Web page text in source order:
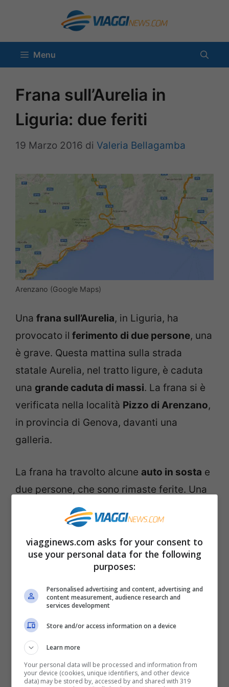
contenuto
Menu
Frana sull’Aurelia in
Liguria: due feriti
19 Marzo 2016 di Valeria Bellagamba
Arenzano (Google Maps)
Una frana sull’Aurelia, in Liguria, ha
provocato il ferimento di due persone, una
è grave. Questa mattina sulla strada
statale Aurelia, nel tratto ligure, è caduta
una grande caduta di massi. La frana si è
verificata nella località Pizzo di Arenzano,
in provincia di Genova, davanti una
galleria.
La frana ha travolto alcune auto in sosta e
due persone, che sono rimaste ferite. Una
è grave. Sul posto sono subito arrivati i
soccorsi, ambulanze, vigili del fuoco e
carabinieri. I detriti sono caduti fino al
lungomare sottostante la via Aurelia.
Proprio oggi era previsto sull’Aurelia era
previsto oggi il passaggio della
ciclistica Milano-Sanremo, che è stata
deviata per un tratto sull’autostrada.
Di Valeria Bellagamba
viagginews.com asks for your consent to
use your personal data for the following
purposes:
Personalised advertising and content, advertising and
content measurement, audience research and
services development
Store and/or access information on a device
Learn more
Your personal data will be processed and information from
your device (cookies, unique identifiers, and other device
data) may be stored by, accessed by and shared with 319